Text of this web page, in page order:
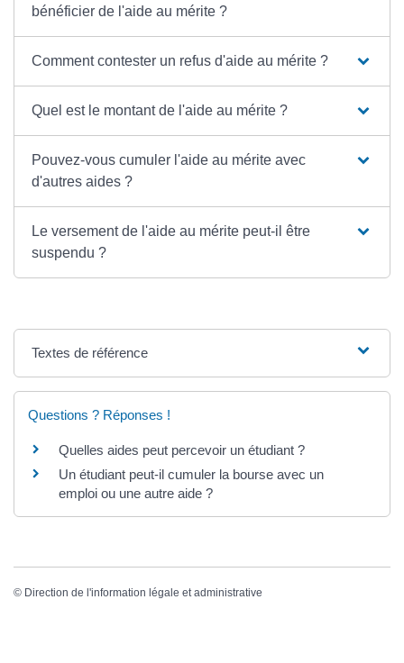
bénéficier de l'aide au mérite ?
Comment contester un refus d'aide au mérite ?
Quel est le montant de l'aide au mérite ?
Pouvez-vous cumuler l'aide au mérite avec
d'autres aides ?
Le versement de l'aide au mérite peut-il être
suspendu ?
Textes de référence
Questions ? Réponses !
Quelles aides peut percevoir un étudiant ?
Un étudiant peut-il cumuler la bourse avec un
emploi ou une autre aide ?
© Direction de l'information légale et administrative